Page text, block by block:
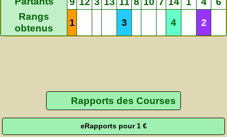
Rangs
obtenus
1 3 4 2
Rapports des Courses
eRapports pour 1 €